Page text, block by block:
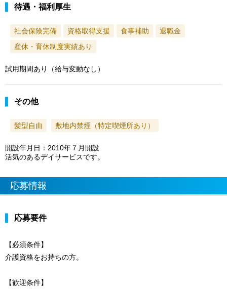
待遇・福利厚生
社会保険完備 資格取得支援 食事補助
退職金
産休・育休制度実績あり
試用期間あり（給与変動なし）
その他
髪型自由 敷地内禁煙（特定喫煙所あり）
開設年月日：2010年７月開設
活気のあるデイサービスです。
応募情報
応募要件
【必須条件】
介護資格をお持ちの方。
【歓迎条件】